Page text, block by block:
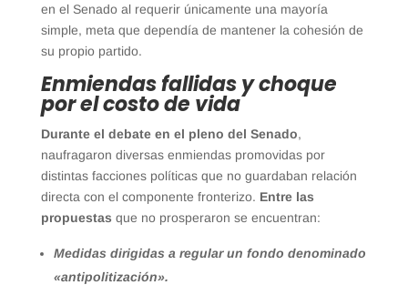
en el Senado al requerir únicamente una mayoría
simple, meta que dependía de mantener la cohesión de
su propio partido.
Enmiendas fallidas y choque
por el costo de vida
Durante el debate en el pleno del Senado,
naufragaron diversas enmiendas promovidas por
distintas facciones políticas que no guardaban relación
directa con el componente fronterizo. Entre las
propuestas que no prosperaron se encuentran:
Medidas dirigidas a regular un fondo denominado
«antipolitización».